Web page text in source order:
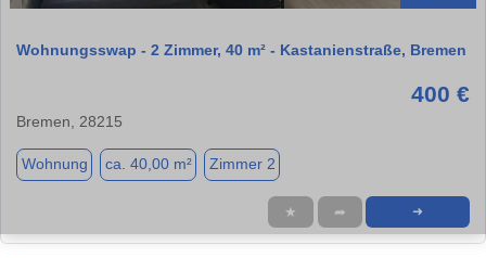
Wohnungsswap - 2 Zimmer, 40 m² - Kastanienstraße, Bremen
400 €
Bremen, 28215
Wohnung ca. 40,00 m² Zimmer 2
★ ➦ ➜